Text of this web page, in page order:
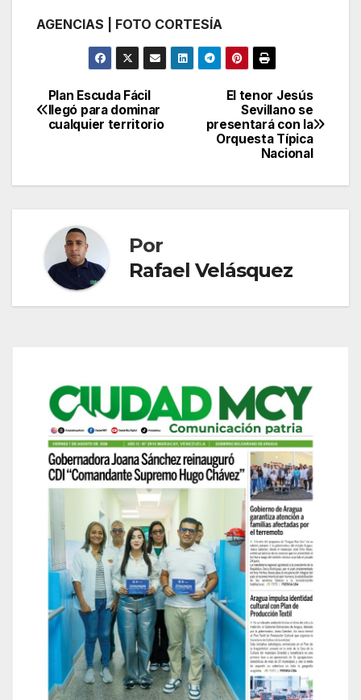
AGENCIAS | FOTO CORTESÍA
Navegación
de
El tenor Jesús
Sevillano se
presentará con la
Orquesta Típica
Nacional
Plan Escuda Fácil
llegó para dominar
cualquier territorio
Por
Rafael Velásquez